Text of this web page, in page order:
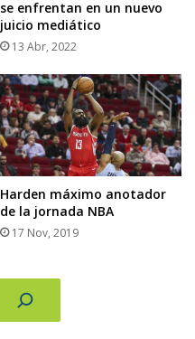
se enfrentan en un nuevo
juicio mediático
13 Abr, 2022
Harden máximo anotador
de la jornada NBA
17 Nov, 2019